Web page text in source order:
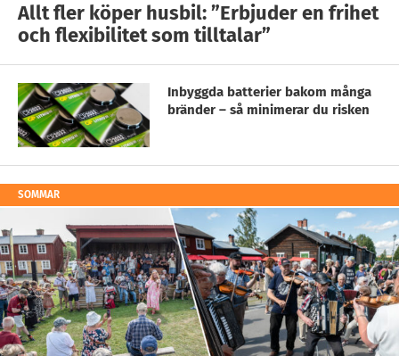
Allt fler köper husbil: ”Erbjuder en frihet
och flexibilitet som tilltalar”
Inbyggda batterier bakom många
bränder – så minimerar du risken
SOMMAR